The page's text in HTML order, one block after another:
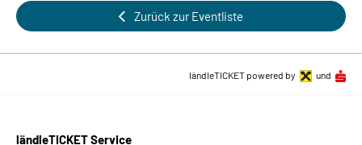
Zurück zur Eventliste
ländleTICKET Service
ländleTICKET powered by und